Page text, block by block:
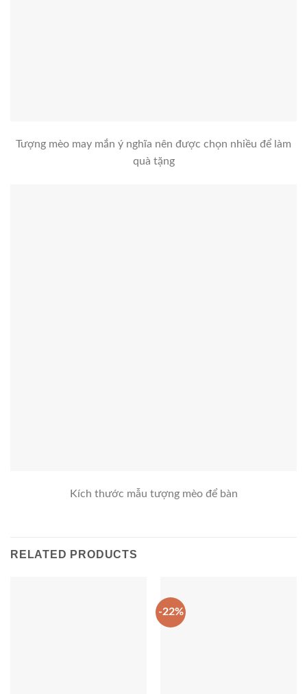
Tượng mèo may mắn ý nghĩa nên được chọn nhiều để làm
quà tặng
Kích thước mẫu tượng mèo để bàn
RELATED PRODUCTS
-22%